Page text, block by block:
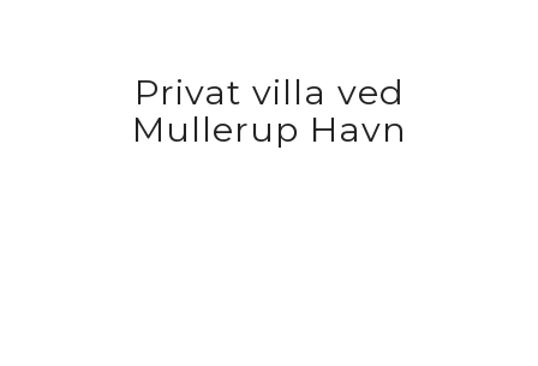
Privat villa ved
Mullerup Havn